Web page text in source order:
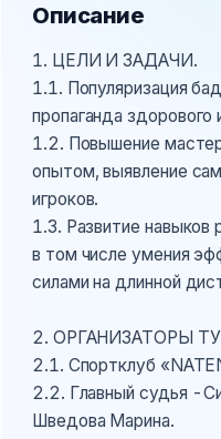
Описание
1. ЦЕЛИ И ЗАДАЧИ.
1.1. Популяризация
пропаганда здорового
1.2. Повышение
опытом, выявление
игроков.
1.3. Развитие навыков
в том числе умения
силами на длинной
2. ОРГАНИЗАТОРЫ
2.1. Спортклуб
2.2. Главный судья -
Шведова Марина.